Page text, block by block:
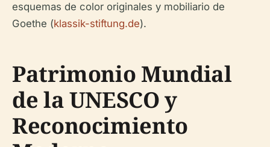
esquemas de color originales y mobiliario de
Goethe (klassik-stiftung.de).
Patrimonio Mundial
de la UNESCO y
Reconocimiento